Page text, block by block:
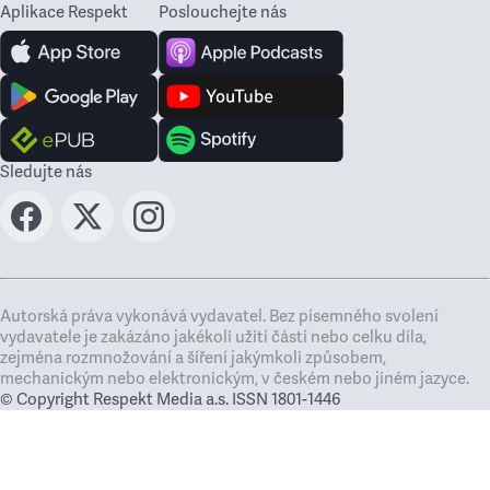
Aplikace Respekt Poslouchejte nás
Sledujte nás
Autorská práva vykonává vydavatel. Bez písemného svolení
vydavatele je zakázáno jakékoli užití částí nebo celku díla,
zejména rozmnožování a šíření jakýmkoli způsobem,
mechanickým nebo elektronickým, v českém nebo jiném jazyce.
© Copyright Respekt Media a.s. ISSN 1801-1446